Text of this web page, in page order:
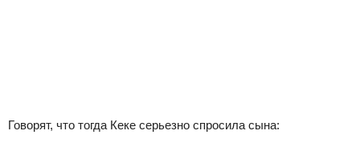
Говорят, что тогда Кеке серьезно спросила сына: